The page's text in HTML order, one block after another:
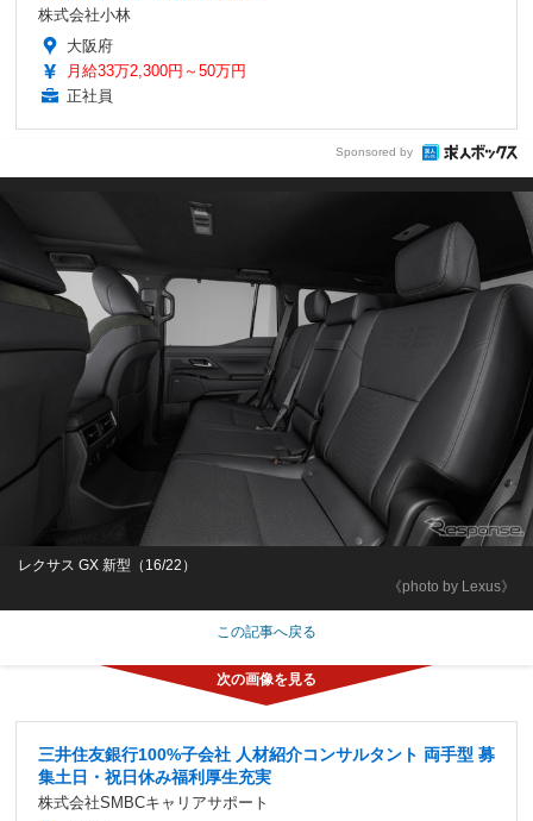
株式会社小林
大阪府
月給33万2,300円～50万円
正社員
Sponsored by
《photo by Lexus》
レクサス GX 新型（16/22）
この記事へ戻る
三井住友銀行100%子会社 人材紹介コンサルタント 両手型 募
集土日・祝日休み福利厚生充実
株式会社SMBCキャリアサポート